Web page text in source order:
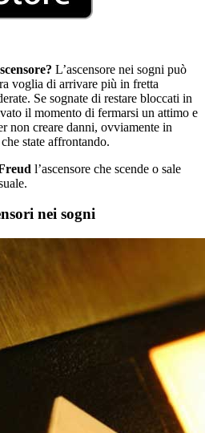
L’ascensore nei sogni può
voglia di arrivare più in fretta
Se sognate di restare bloccati in
il momento di fermarsi un attimo e
non creare danni, ovviamente in
state affrontando.
l’ascensore che scende o sale
nei sogni